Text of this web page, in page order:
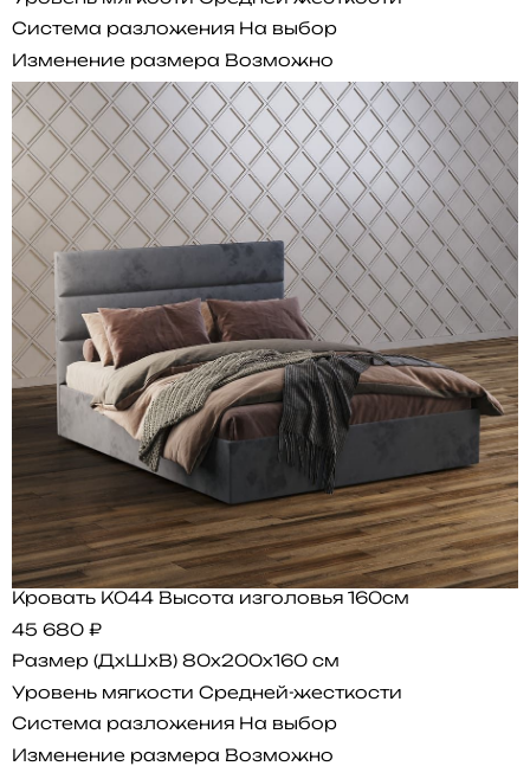
Система разложения На выбор
Изменение размера Возможно
Кровать K044 Высота изголовья 160см
45 680 ₽
Размер (ДхШхВ) 80x200x160 см
Уровень мягкости Средней-жесткости
Система разложения На выбор
Изменение размера Возможно